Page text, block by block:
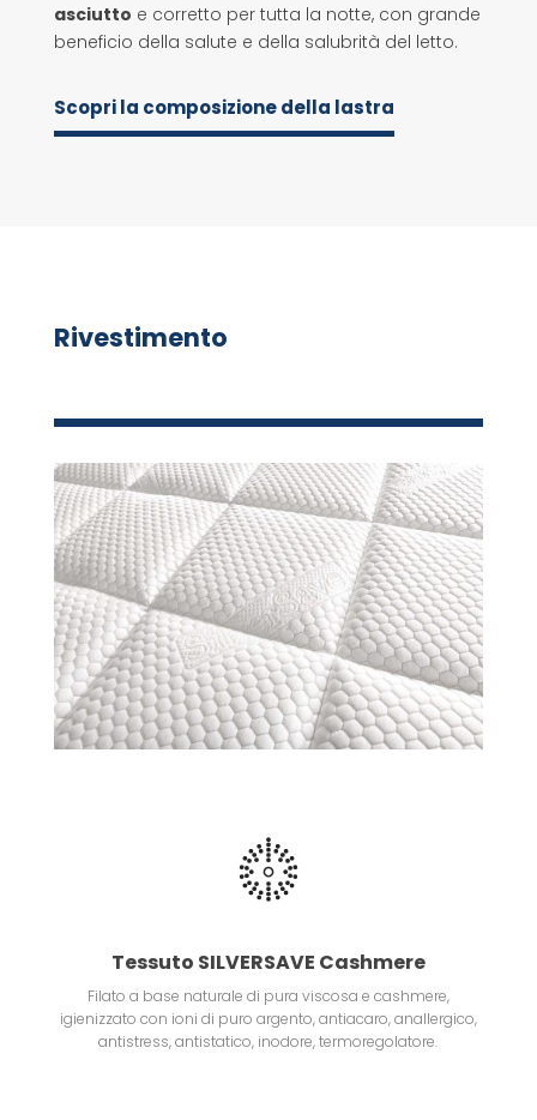
asciutto e corretto per tutta la notte, con grande
beneficio della salute e della salubrità del letto.
Scopri la composizione della lastra
Rivestimento
Tessuto SILVERSAVE Cashmere
Filato a base naturale di pura viscosa e cashmere,
igienizzato con ioni di puro argento, antiacaro, anallergico,
antistress, antistatico, inodore, termoregolatore.